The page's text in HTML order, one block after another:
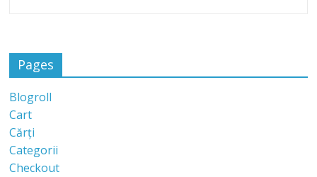
Pages
Blogroll
Cart
Cărți
Categorii
Checkout